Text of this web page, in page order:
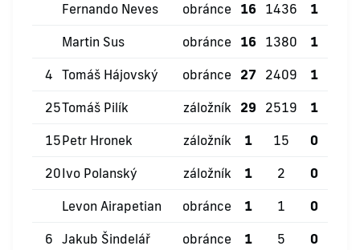
Fernando Neves obránce 16 1436 1
Martin Sus obránce 16 1380 1
4 Tomáš Hájovský obránce 27 2409 1
25Tomáš Pilík záložník 29 2519 1
15Petr Hronek záložník 1 15 0
20Ivo Polanský záložník 1 2 0
Levon Airapetian obránce 1 1 0
6 Jakub Šindelář obránce 1 5 0